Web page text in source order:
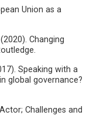
Union as a
Changing
Speaking with a
global governance?
Challenges and